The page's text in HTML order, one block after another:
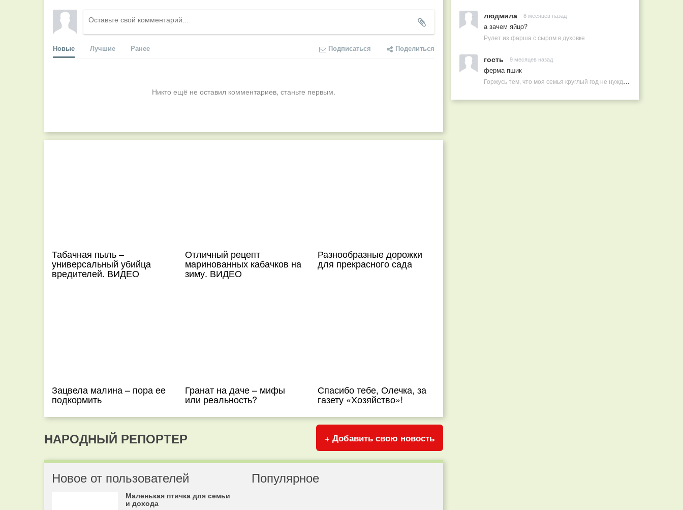
Новые Лучшие Ранее Подписаться Поделиться
Никто ещё не оставил комментариев, станьте первым.
Табачная пыль –
универсальный убийца
вредителей. ВИДЕО
Отличный рецепт
маринованных кабачков на
зиму. ВИДЕО
Разнообразные дорожки
для прекрасного сада
Зацвела малина – пора ее
подкормить
Гранат на даче – мифы
или реальность?
Спасибо тебе, Олечка, за
газету «Хозяйство»!
НАРОДНЫЙ РЕПОРТЕР + Добавить свою новость
Новое от пользователей
Маленькая птичка для семьи
и дохода
Популярное
людмила 8 месяцев назад
а зачем яйцо?
Рулет из фарша с сыром в духовке
гость 9 месяцев назад
ферма пшик
Горжусь тем, что моя семья круглый год не нуждается в покупных витаминах